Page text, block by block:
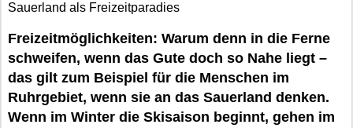
Sauerland als Freizeitparadies
Freizeitmöglichkeiten: Warum denn in die Ferne
schweifen, wenn das Gute doch so Nahe liegt –
das gilt zum Beispiel für die Menschen im
Ruhrgebiet, wenn sie an das Sauerland denken.
Wenn im Winter die Skisaison beginnt, gehen im